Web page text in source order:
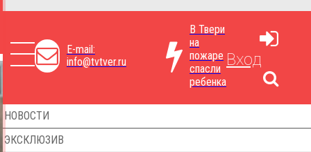
E-mail:
info@tvtver.ru
В Твери
на
пожаре
спасли
ребенка
Вход
НОВОСТИ
ЭКСКЛЮЗИВ